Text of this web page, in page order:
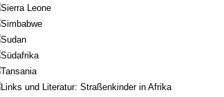
Sierra Leone
Simbabwe
Sudan
Südafrika
Tansania
Links und Literatur: Straßenkinder in Afrika